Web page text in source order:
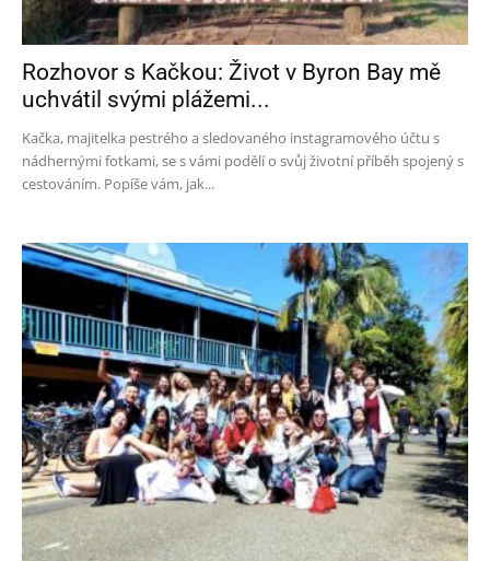
Rozhovor s Kačkou: Život v Byron Bay mě
uchvátil svými plážemi...
Kačka, majitelka pestrého a sledovaného instagramového účtu s
nádhernými fotkami, se s vámi podělí o svůj životní příběh spojený s
cestováním. Popíše vám, jak...